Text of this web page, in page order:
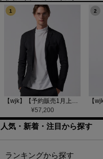
1
【wjk】【予約販売1月上旬～中旬入荷】function knit jacket(jacquard check) ニットジャケット(207 mw08j)
¥57,200
2
人気・新着・注目から探す
ランキングから探す